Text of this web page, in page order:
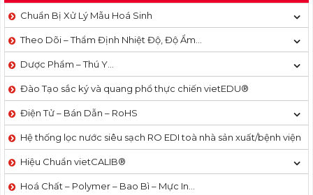
Chuẩn Bị Xử Lý Mẫu Hoá Sinh
Theo Dõi – Thẩm Định Nhiệt Độ, Độ Ẩm…
Dược Phẩm – Thú Y…
Đào Tạo sắc ký và quang phổ thực chiến vietEDU®
Điện Tử – Bán Dẫn – RoHS
Hệ thống lọc nước siêu sạch RO EDI​​ toà nhà sản xuất/bệnh viện
Hiệu Chuẩn vietCALIB®
Hoá Chất – Polymer – Bao Bì – Mực In…